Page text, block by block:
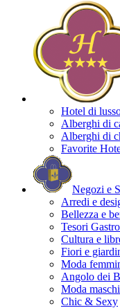
Hotel di
Alberghi di
Alberghi di
Favorite
Negozi e
Arredi e
Bellezza e
Tesori
Cultura e
Fiori e
Moda
Angolo dei
Moda
Chic & Sexy